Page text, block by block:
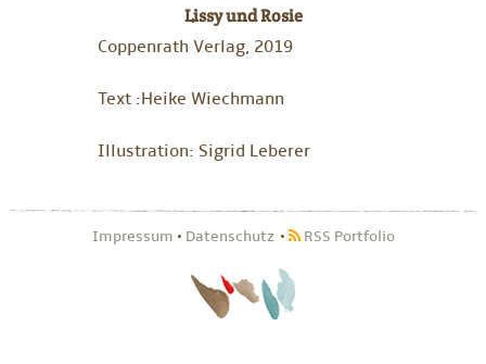
Lissy und Rosie
Coppenrath Verlag, 2019
Text :Heike Wiechmann
Illustration: Sigrid Leberer
Impressum • Datenschutz RSS Portfolio